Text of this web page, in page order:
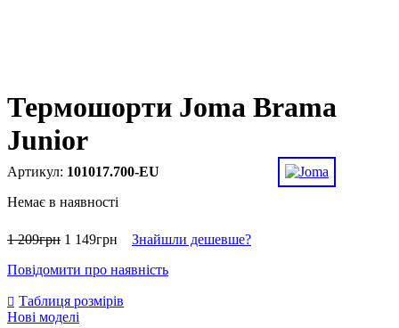
Термошорти Joma Brama
Junior
101017.700-EU
Немає в наявності
1 209грн 1 149грн
Знайшли дешевше?
Повідомити про наявність
Таблиця розмірів
Нові моделі